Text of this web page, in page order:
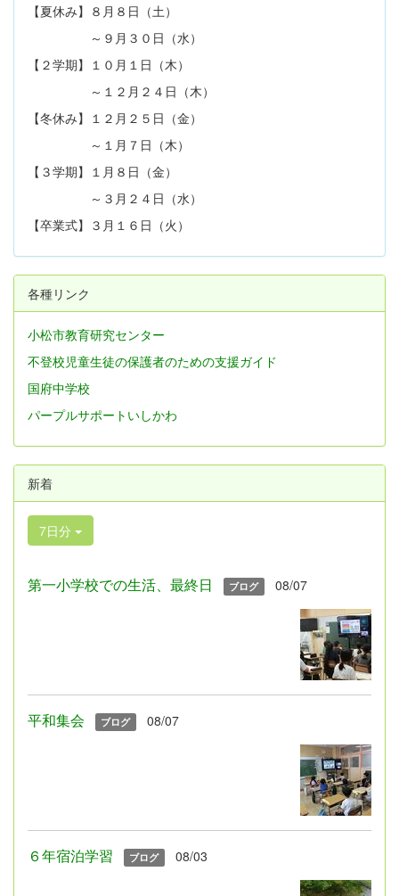
【夏休み】８月８日（土）
～９月３０日（水）
【２学期】１０月１日（木）
～１２月２４日（木）
【冬休み】１２月２５日（金）
～１月７日（木）
【３学期】１月８日（金）
～３月２４日（水）
【卒業式】３月１６日（火）
各種リンク
小松市教育研究センター
不登校児童生徒の保護者のための支援ガイド
国府中学校
パープルサポートいしかわ
新着
7日分
第一小学校での生活、最終日 ブログ 08/07
平和集会 ブログ 08/07
６年宿泊学習 ブログ 08/03